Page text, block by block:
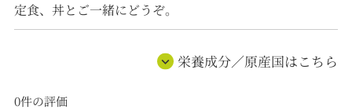
定食、丼とご一緒にどうぞ。
栄養成分／原産国はこちら
0件の評価